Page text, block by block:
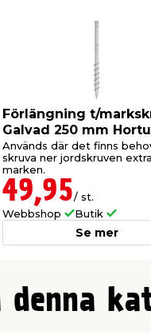
Förlängning t/
Galvad 250 mm
Används där det finns
skruva ner jordskruven
marken.
49,95/ st.
Webbshop
Butik
Se mer